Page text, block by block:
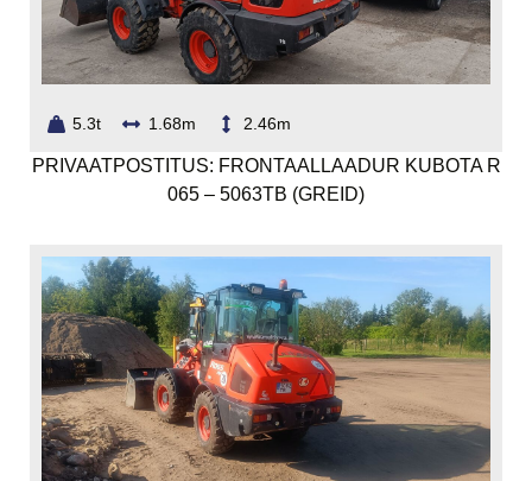
5.3t 1.68m 2.46m
PRIVAATPOSTITUS: FRONTAALLAADUR KUBOTA R
065 – 5063TB (GREID)